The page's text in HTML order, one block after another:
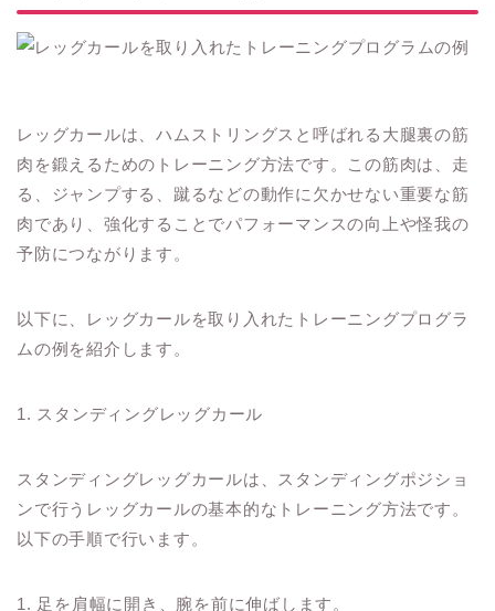
レッグカールは、ハムストリングスと呼ばれる大腿裏の筋
肉を鍛えるためのトレーニング方法です。この筋肉は、走
る、ジャンプする、蹴るなどの動作に欠かせない重要な筋
肉であり、強化することでパフォーマンスの向上や怪我の
予防につながります。
以下に、レッグカールを取り入れたトレーニングプログラ
ムの例を紹介します。
1. スタンディングレッグカール
スタンディングレッグカールは、スタンディングポジショ
ンで行うレッグカールの基本的なトレーニング方法です。
以下の手順で行います。
1. 足を肩幅に開き、腕を前に伸ばします。